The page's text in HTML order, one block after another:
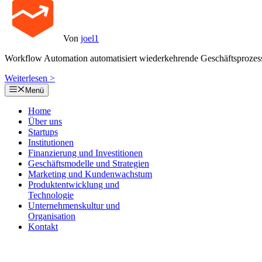
Von joel1
Workflow Automation automatisiert wiederkehrende
Weiterlesen >
Menü
Home
Über uns
Startups
Institutionen
Finanzierung und Investitionen
Geschäftsmodelle und Strategien
Marketing und Kundenwachstum
Produktentwicklung und
Technologie
Unternehmenskultur und
Organisation
Kontakt